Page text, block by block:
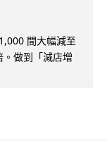
間大幅減至
做到「減店增